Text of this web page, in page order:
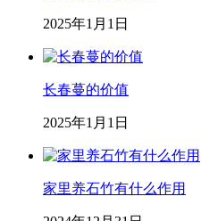
2025年1月1日
长春蔓的价值
2025年1月1日
家里养石竹有什么作用